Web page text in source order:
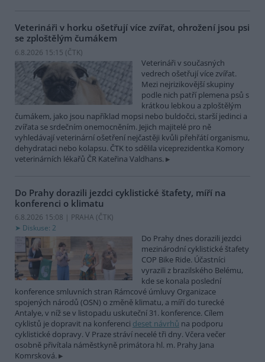
Veterináři v horku ošetřují více zvířat, ohrožení jsou psi
se zploštělým čumákem
6.8.2026 15:15 (ČTK)
Veterináři v současných
vedrech ošetřují více zvířat.
Mezi nejrizikovější skupiny
podle nich patří plemena psů s
krátkou lebkou a zploštělým
čumákem, jako jsou například mopsi nebo buldočci, starší jedinci a
zvířata se srdečním onemocněním. Jejich majitelé pro ně
vyhledávají veterinární ošetření nejčastěji kvůli přehřátí organismu,
dehydrataci nebo kolapsu. ČTK to sdělila viceprezidentka Komory
veterinárních lékařů ČR Kateřina Valdhans.
Do Prahy dorazili jezdci cyklistické štafety, míří na
konferenci o klimatu
6.8.2026 15:08 | PRAHA (ČTK)
Diskuse: 2
Do Prahy dnes dorazili jezdci
mezinárodní cyklistické štafety
COP Bike Ride. Účastníci
vyrazili z brazilského Belému,
kde se konala poslední
konference smluvních stran Rámcové úmluvy Organizace
spojených národů (OSN) o změně klimatu, a míří do turecké
Antalye, v níž se v listopadu uskuteční 31. konference. Cílem
cyklistů je dopravit na konferenci deset návrhů na podporu
cyklistické dopravy. V Praze stráví necelé tři dny. Včera večer
osobně přivítala náměstkyně primátora hl. m. Prahy Jana
Komrsková.